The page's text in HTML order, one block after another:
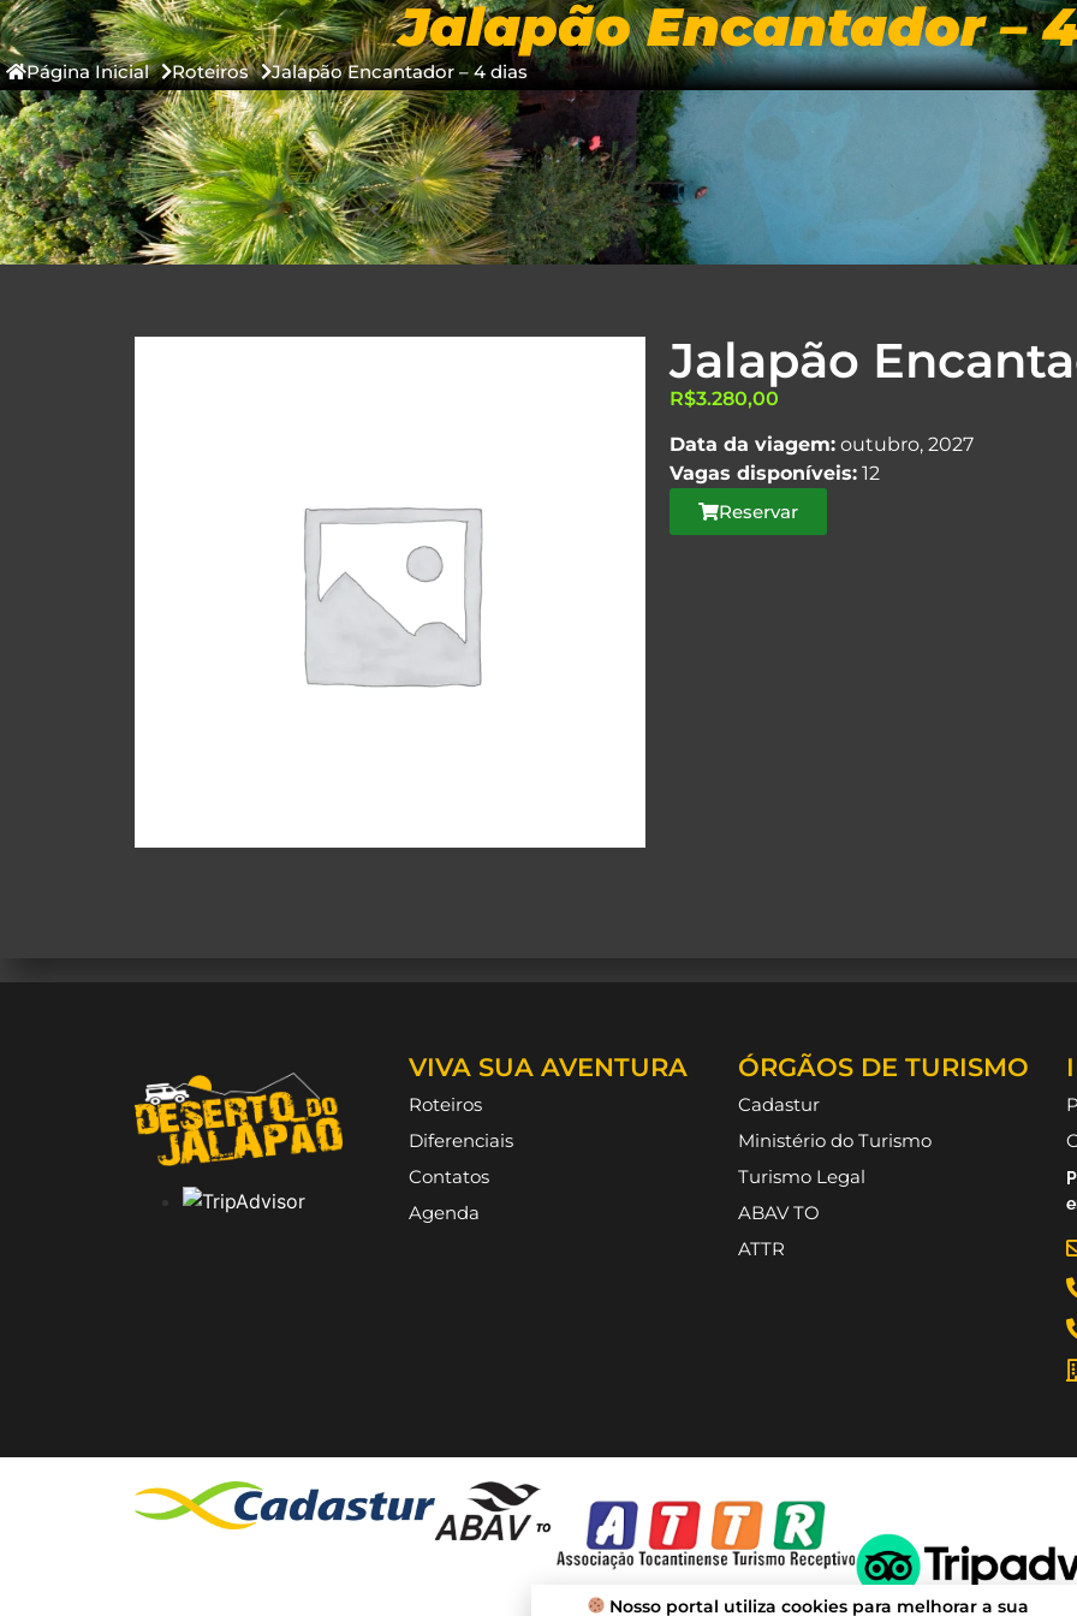
COMPRAR ONLINE INÍCIO ROTEIROS
Jalapão Encantador –
Página Inicial Roteiros Jalapão Encantador – 4 dias
Jalapão
R$3.280,00
Data da viagem:outubro, 2027
Vagas disponíveis:12
Reservar
VIVA SUA AVENTURA
Roteiros
Diferenciais
Contatos
Agenda
ÓRGÃOS DE TURISMO
Cadastur
Ministério do Turismo
Turismo Legal
ABAV TO
ATTR
Nosso portal utiliza cookies para melhorar a sua